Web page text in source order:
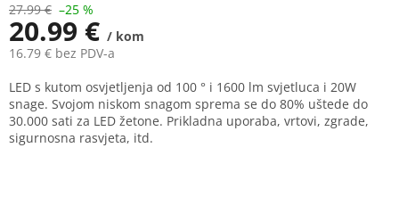
27.99 € –25 %
20.99 € / kom
16.79 € bez PDV-a
Measure
price:
LED s kutom osvjetljenja od 100 ° i 1600 lm svjetluca i 20W
snage. Svojom niskom snagom sprema se do 80% uštede do
30.000 sati za LED žetone. Prikladna uporaba, vrtovi, zgrade,
sigurnosna rasvjeta, itd.